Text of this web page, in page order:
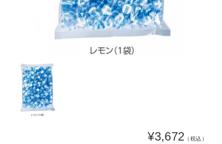
¥3,672 （税込）